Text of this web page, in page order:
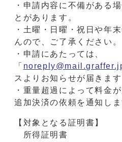
・申請内容に不備がある
とがあります。
・土曜・日曜・祝日や年
んので、ご了承ください。
・申請にあたっては、
「
スよりお知らせが届きます
・重量超過によって料金
追加決済の依頼を通知しま
【対象となる証明書】
所得証明書